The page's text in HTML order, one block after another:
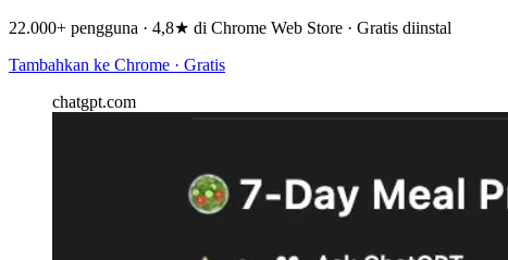
22.000+ pengguna · 4,8★ di Chrome Web Store · Gratis diinstal
Tambahkan ke Chrome · Gratis
chatgpt.com